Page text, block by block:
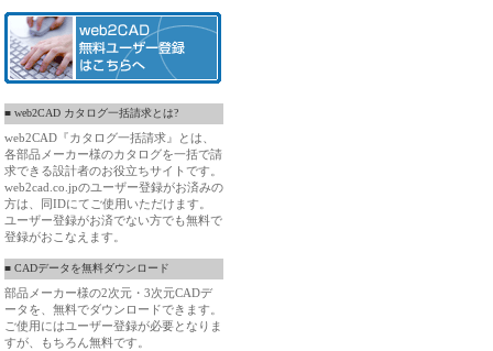
■ web2CAD カタログ一括請求とは?
web2CAD『カタログ一括請求』とは、
各部品メーカー様のカタログを一括で請
求できる設計者のお役立ちサイトです。
web2cad.co.jpのユーザー登録がお済みの
方は、同IDにてご使用いただけます。
ユーザー登録がお済でない方でも無料で
登録がおこなえます。
■ CADデータを無料ダウンロード
部品メーカー様の2次元・3次元CADデ
ータを、無料でダウンロードできます。
ご使用にはユーザー登録が必要となりま
すが、もちろん無料です。